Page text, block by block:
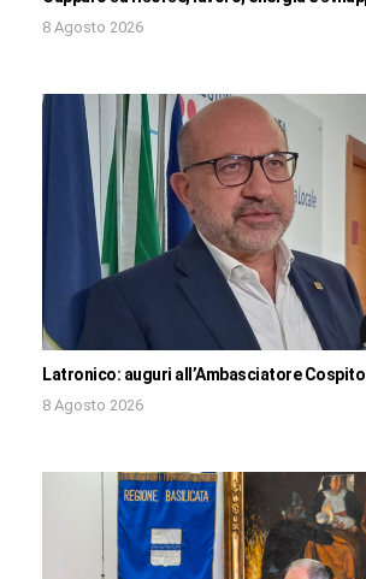
8 Agosto 2026
Latronico: auguri all’Ambasciatore Cospito
8 Agosto 2026